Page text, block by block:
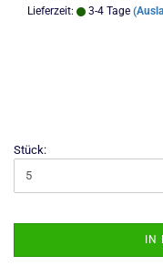
Lieferzeit:
3-4 Tage
Stück: